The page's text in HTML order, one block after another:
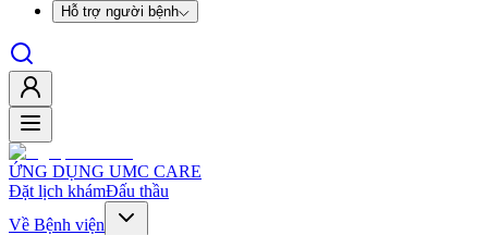
Hỗ trợ người bệnh
ỨNG DỤNG UMC CARE
Đặt lịch khámĐấu thầu
Về Bệnh viện